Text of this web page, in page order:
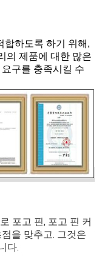
합하도록 하기 위해,
의 제품에 대한 많은
구를 충족시킬 수
포고 핀, 포고 핀 커
을 맞추고. 그것은
다.